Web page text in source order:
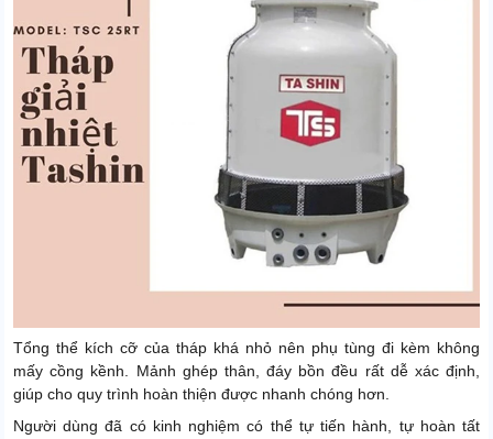
Tổng thể kích cỡ của tháp khá nhỏ nên phụ tùng đi kèm không
mấy cồng kềnh. Mảnh ghép thân, đáy bồn đều rất dễ xác định,
giúp cho quy trình hoàn thiện được nhanh chóng hơn.
Người dùng đã có kinh nghiệm có thể tự tiến hành, tự hoàn tất